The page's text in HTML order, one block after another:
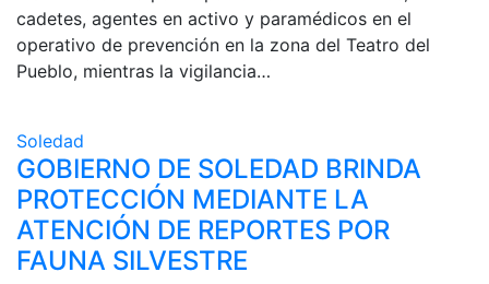
cadetes, agentes en activo y paramédicos en el
operativo de prevención en la zona del Teatro del
Pueblo, mientras la vigilancia…
Soledad
GOBIERNO DE SOLEDAD BRINDA
PROTECCIÓN MEDIANTE LA
ATENCIÓN DE REPORTES POR
FAUNA SILVESTRE